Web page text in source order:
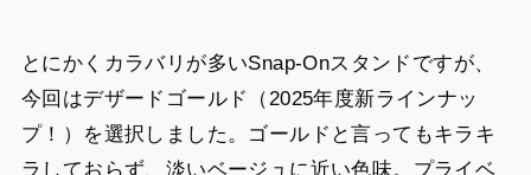
とにかくカラバリが多いSnap-Onスタンドですが、
今回はデザードゴールド（2025年度新ラインナッ
プ！）を選択しました。ゴールドと言ってもキラキ
ラしておらず、淡いベージュに近い色味。プライベ